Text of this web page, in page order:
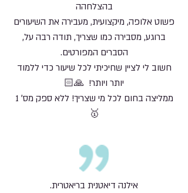
בהצלחהה
פשוט אלופה, מיקצועית, מעבירה את השיעורים
ברוגע, מסבירה כמו שצריך, תודה רבה על,
הסברים המפורטים.
חשוב לי לציין שחיכיתי לכל שיעור כדי ללמוד
יותר ויותר! 🙏🏻
ממליצה בחום לכל מי שצריך! ללא ספק מס׳ 1
🥇
אילנה דיאטנית בריאטרית.